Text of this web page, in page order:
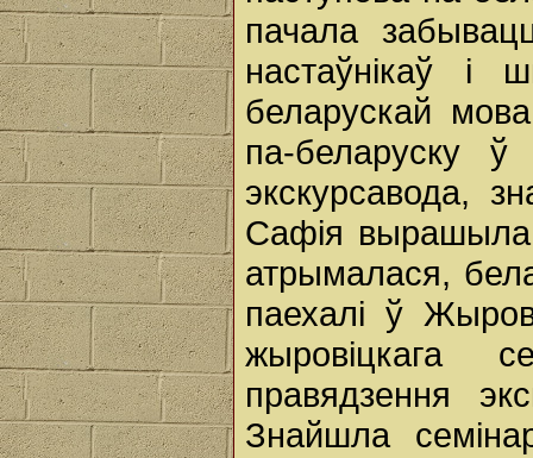
пачала
настаўнікаў і
беларускай
па-беларуску
экскурсавода,
Сафія вырашыла
атрымалася,
паехалі ў
жыровіцкага
правядзення
Знайшла